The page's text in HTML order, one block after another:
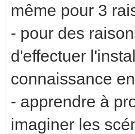
même pour 3
- pour des
d'effectuer
connaissance
- apprendre à
imaginer les